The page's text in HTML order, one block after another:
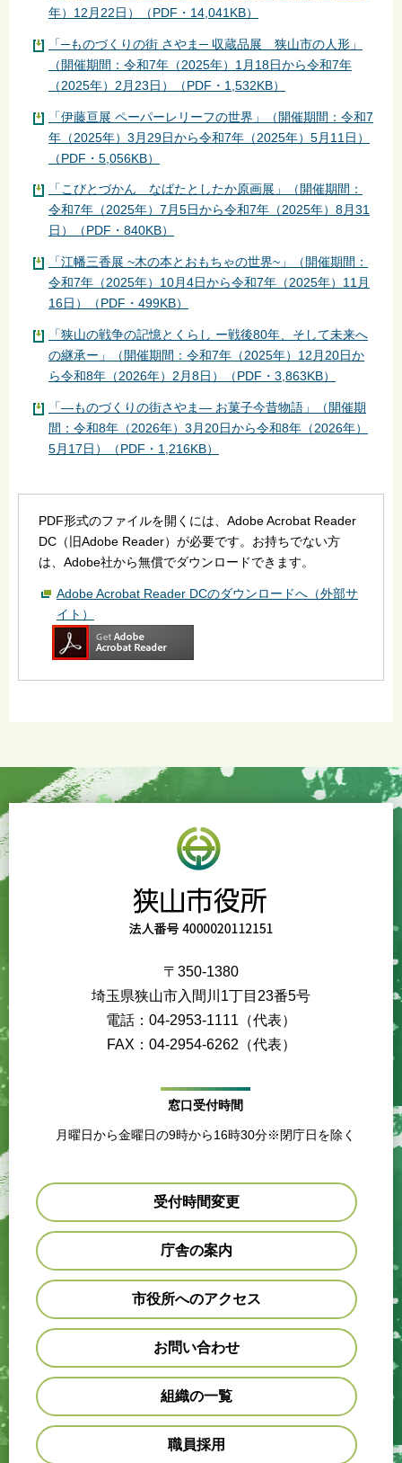
年）12月22日）（PDF・14,041KB）
「─ものづくりの街 さやま─ 収蔵品展 狭山市の人形」
（開催期間：令和7年（2025年）1月18日から令和7年
（2025年）2月23日）（PDF・1,532KB）
「伊藤亘展 ペーパーレリーフの世界」（開催期間：令和7
年（2025年）3月29日から令和7年（2025年）5月11日）
（PDF・5,056KB）
「こびとづかん なばたとしたか原画展」（開催期間：
令和7年（2025年）7月5日から令和7年（2025年）8月31
日）（PDF・840KB）
「江幡三香展 ~木の本とおもちゃの世界~」（開催期間：
令和7年（2025年）10月4日から令和7年（2025年）11月
16日）（PDF・499KB）
「狭山の戦争の記憶とくらし ー戦後80年、そして未来へ
の継承ー」（開催期間：令和7年（2025年）12月20日か
ら令和8年（2026年）2月8日）（PDF・3,863KB）
「―ものづくりの街さやま― お菓子今昔物語」（開催期
間：令和8年（2026年）3月20日から令和8年（2026年）
5月17日）（PDF・1,216KB）
PDF形式のファイルを開くには、Adobe Acrobat Reader
DC（旧Adobe Reader）が必要です。お持ちでない方
は、Adobe社から無償でダウンロードできます。
Adobe Acrobat Reader DCのダウンロードへ（外部サ
イト）
〒350-1380
埼玉県狭山市入間川1丁目23番5号
電話：04-2953-1111（代表）
FAX：04-2954-6262（代表）
窓口受付時間
月曜日から金曜日の9時から16時30分※閉庁日を除く
受付時間変更
庁舎の案内
市役所へのアクセス
お問い合わせ
組織の一覧
職員採用